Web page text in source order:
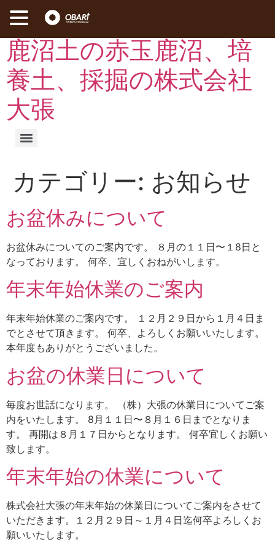
テ
ン
に
ス
鹿沼土の赤玉鹿沼、培
養土、採掘の株式会社
大張
カテゴリー: お知らせ
お盆休みについて
お盆休みについてのご案内です。 ８月の１１日〜１8日と
なっております。 何卒、宜しくおねがいします。
年末年始休業のご案内
年末年始休業のご案内です。 １２月２９日から１月４日ま
でとさせて頂きます。 何卒、よろしくお願いいたします。
本年度もありがとうございました。
お盆の休業日について
毎度お世話になります。 （株）大張の休業日についてご案
内をいたします。 8月１１日〜８月１６日までとなりま
す。 再開は８月１７日からとなります。 何卒宜しくお願い
致します。
年末年始の休業について
株式会社大張の年末年始の休業日についてご案内をさせて
いただきます。１２月２９日～１月４日迄何卒よろしくお
願いいたします。